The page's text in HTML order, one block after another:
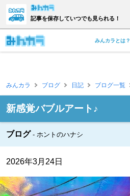
記事を保存していつでも見られる！
みんカラとは？
みんカラ ブログ 日記 ブログ一覧
新感覚バブルアート♪
ブログ ホントのハナシ
2026年3月24日